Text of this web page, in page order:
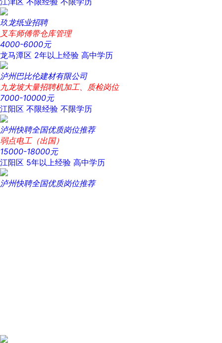
玖龙纸业招聘
叉车师傅带仓库管理
4000-6000元
龙马潭区 2年以上经验 高中学历
泸州巴比伦建材有限公司
九龙坡大量招聘机加工、质检岗位
7000-10000元
江阳区 不限经验 不限学历
泸州快聘全国优质岗位推荐
弱点电工（出国）
15000-18000元
江阳区 5年以上经验 高中学历
泸州快聘全国优质岗位推荐